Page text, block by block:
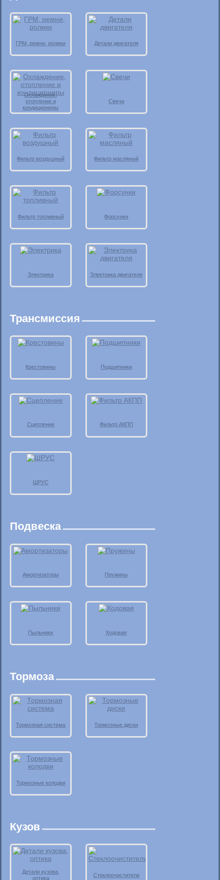
ГРМ, ремни, ролики Детали двигателя
Охлаждение,
отопление и
кондиционеры
Свечи
Фильтр воздушный Фильтр масляный
Фильтр топливный Форсунки
Электрика Электрика двигателя
Трансмиссия
Крестовины Подшипники
Сцепление Фильтр АКПП
ШРУС
Подвеска
Амортизаторы Пружины
Пыльники Ходовая
Тормоза
Тормозная система Тормозные диски
Тормозные колодки
Кузов
Детали кузова,
оптика
Стеклоочистители